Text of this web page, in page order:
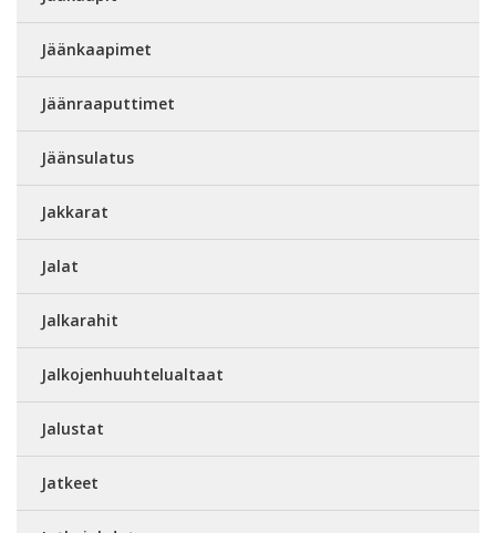
Jäänkaapimet
Jäänraaputtimet
Jäänsulatus
Jakkarat
Jalat
Jalkarahit
Jalkojenhuuhtelualtaat
Jalustat
Jatkeet